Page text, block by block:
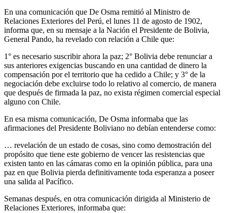
En una comunicación que De Osma remitió al Ministro de
Relaciones Exteriores del Perú, el lunes 11 de agosto de 1902,
informa que, en su mensaje a la Nación el Presidente de Bolivia,
General Pando, ha revelado con relación a Chile que:
1° es necesario suscribir ahora la paz; 2° Bolivia debe renunciar a
sus anteriores exigencias buscando en una cantidad de dinero la
compensación por el territorio que ha cedido a Chile; y 3° de la
negociación debe excluirse todo lo relativo al comercio, de manera
que después de firmada la paz, no exista régimen comercial especial
alguno con Chile.
En esa misma comunicación, De Osma informaba que las
afirmaciones del Presidente Boliviano no debían entenderse como:
… revelación de un estado de cosas, sino como demostración del
propósito que tiene este gobierno de vencer las resistencias que
existen tanto en las cámaras como en la opinión pública, para una
paz en que Bolivia pierda definitivamente toda esperanza a poseer
una salida al Pacífico.
Semanas después, en otra comunicación dirigida al Ministerio de
Relaciones Exteriores, informaba que: